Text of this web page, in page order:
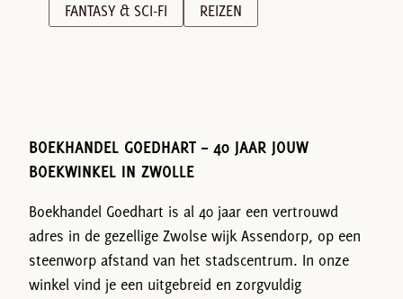
FANTASY & SCI-FI REIZEN
BOEKHANDEL GOEDHART – 40 JAAR JOUW
BOEKWINKEL IN ZWOLLE
Boekhandel Goedhart is al 40 jaar een vertrouwd
adres in de gezellige Zwolse wijk Assendorp, op een
steenworp afstand van het stadscentrum. In onze
winkel vind je een uitgebreid en zorgvuldig